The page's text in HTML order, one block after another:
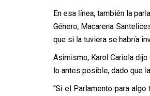
En esa línea, también la
Género, Macarena
que si la tuviera se habría
Asimismo, Karol Cariola
lo antes posible, dado que
“Si el Parlamento para